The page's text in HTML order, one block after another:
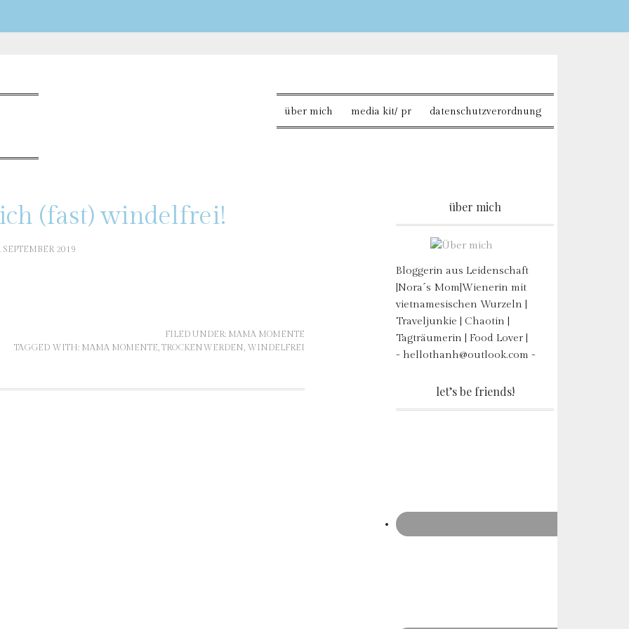
über mich media kit/ pr datenschutzverordnung
(fast) windelfrei!
SEPTEMBER 2019
FILED UNDER: MAMA MOMENTE
TAGGED WITH: MAMA MOMENTE, TROCKENWERDEN, WINDELFREI
über mich
Bloggerin aus Leidenschaft
|Nora´s Mom|Wienerin mit
vietnamesischen Wurzeln |
Traveljunkie | Chaotin |
Tagträumerin | Food Lover |
- hellothanh@outlook.com -
let’s be friends!